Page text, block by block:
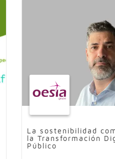
La sostenibilidad
la Transformación
Público